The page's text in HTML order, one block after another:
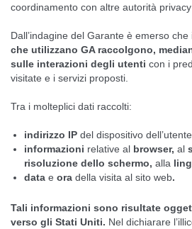
coordinamento con altre autorità privacy
Dall’indagine del Garante è emerso che
che utilizzano GA raccolgono,
sulle interazioni degli utenti con i
visitate e i servizi proposti.
Tra i molteplici dati raccolti:
indirizzo IP del dispositivo dell’utente
informazioni relative albrowser, al
risoluzione dello schermo, alla
datae ora della visita al sito web.
Tali informazioni sono risultate
verso gli Stati Uniti. Nel dichiarare